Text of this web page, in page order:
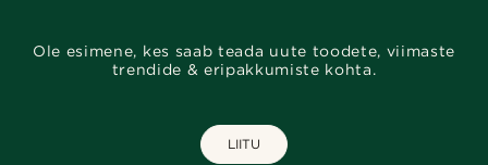
Ole esimene, kes saab teada uute toodete, viimaste
trendide & eripakkumiste kohta.
LIITU